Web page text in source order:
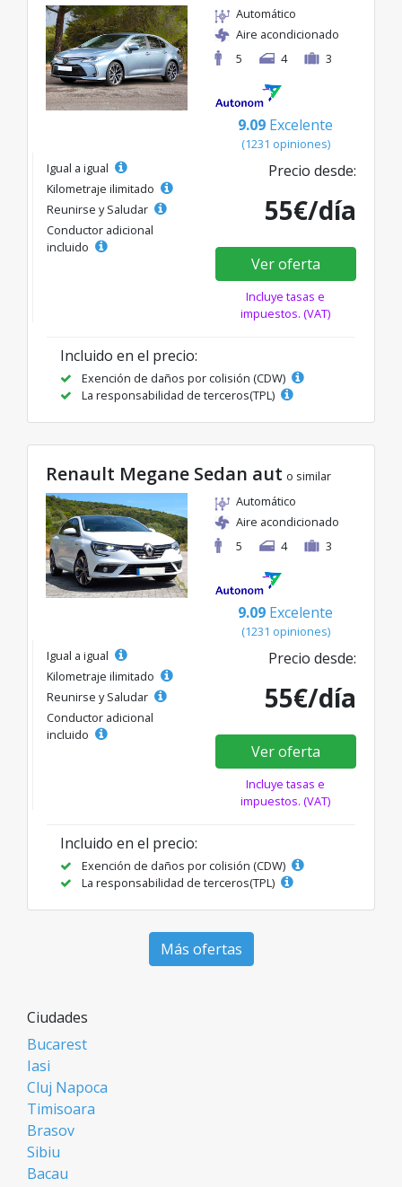
Automático
Aire acondicionado
5
4 3
9.09 Excelente
(1231 opiniones)
Igual a igual
Kilometraje ilimitado
Reunirse y Saludar
Conductor adicional
incluido
Precio desde:
55€/día
Ver oferta
Incluye tasas e
impuestos. (VAT)
Incluido en el precio:
Exención de daños por colisión (CDW)
La responsabilidad de terceros(TPL)
Renault Megane Sedan aut o similar
Automático
Aire acondicionado
5
4 3
9.09 Excelente
(1231 opiniones)
Igual a igual
Kilometraje ilimitado
Reunirse y Saludar
Conductor adicional
incluido
Precio desde:
55€/día
Ver oferta
Incluye tasas e
impuestos. (VAT)
Incluido en el precio:
Exención de daños por colisión (CDW)
La responsabilidad de terceros(TPL)
Más ofertas
Ciudades
Bucarest
Iasi
Cluj Napoca
Timisoara
Brasov
Sibiu
Bacau